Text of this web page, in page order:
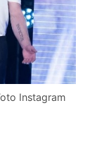
Instagram